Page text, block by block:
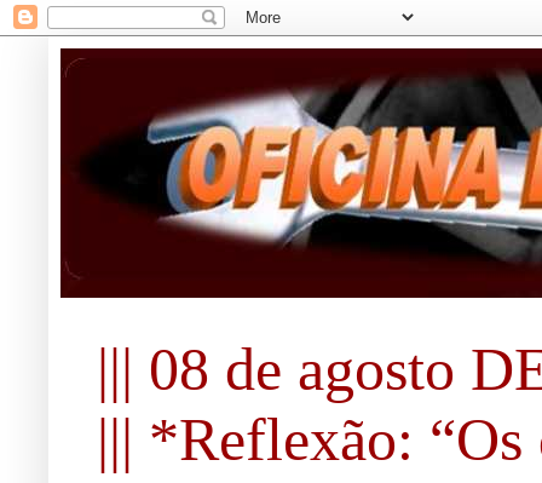
||| 08 de agosto
||| *Reflexão: “Os